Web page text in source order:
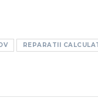
REPARATII